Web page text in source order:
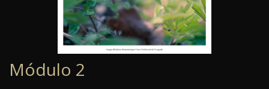
Módulo 2